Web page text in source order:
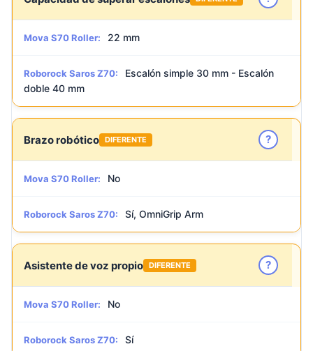
Mova S70 Roller: 22 mm
Roborock Saros Z70:
Escalón simple 30 mm - Escalón
doble 40 mm
Brazo robótico DIFERENTE ?
Mova S70 Roller: No
Roborock Saros Z70: Sí, OmniGrip Arm
Asistente de voz propio DIFERENTE ?
Mova S70 Roller: No
Roborock Saros Z70: Sí